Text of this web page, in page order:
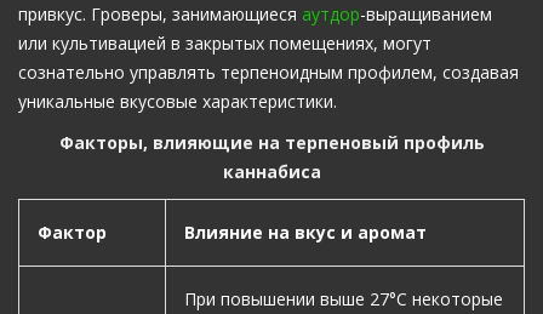
привкус. Гроверы, занимающиеся аутдор-выращиванием
или культивацией в закрытых помещениях, могут
сознательно управлять терпеноидным профилем, создавая
уникальные вкусовые характеристики.
Факторы, влияющие на терпеновый профиль
каннабиса
Фактор Влияние на вкус и аромат
При повышении выше 27°C некоторые